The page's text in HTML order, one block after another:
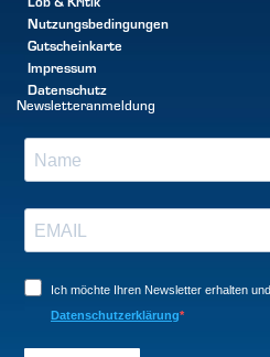
Nutzungsbedingungen
Gutscheinkarte
Impressum
Datenschutz
Newsletteranmeldung
Ich möchte Ihren Newsletter erhalten
Datenschutzerklärung